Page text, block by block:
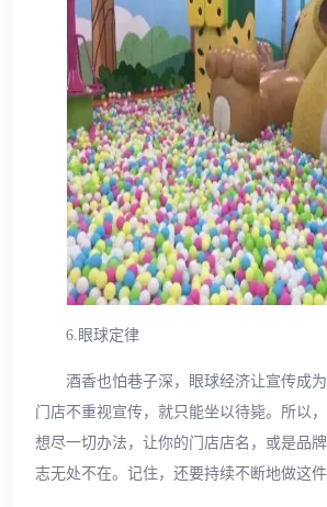
6.眼球定律
酒香也怕巷子深，眼球经济让宣传成
门店不重视宣传，就只能坐以待毙。所以
想尽一切办法，让你的门店店名，或是品
志无处不在。记住，还要持续不断地做这件